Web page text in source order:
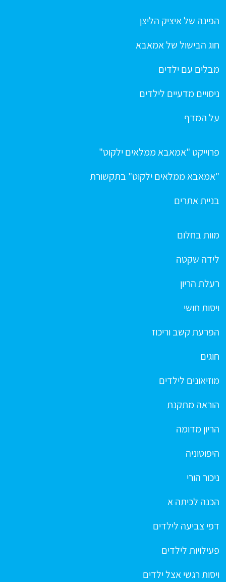
הפינה של איציק הליצן
חוג הבישול של אמאבא
מבלים עם ילדים
ניסויים מדעיים לילדים
על המדף
פרוייקט "אמאבא ממלאים ילקוט"
"אמאבא ממלאים ילקוט" בתקשורת
בניית אתרים
מוות בחלום
לידה שקטה
רעלת הריון
ויסות חושי
הפרעת קשב וריכוז
חוגים
מוזיאונים לילדים
הוראה מתקנת
הריון מדומה
היפוטוניה
ניכור הורי
הכנה לכיתה א
דפי צביעה לילדים
פעילויות לילדים
ויסות רגשי אצל ילדים